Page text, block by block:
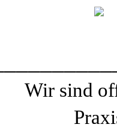
Wir sind